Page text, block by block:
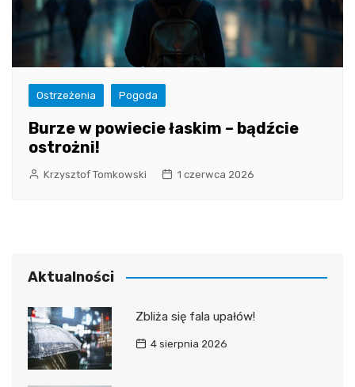
Ostrzeżenia Pogoda
Burze w powiecie łaskim – bądźcie
ostrożni!
Krzysztof Tomkowski 1 czerwca 2026
Aktualności
Zbliża się fala upałów!
4 sierpnia 2026